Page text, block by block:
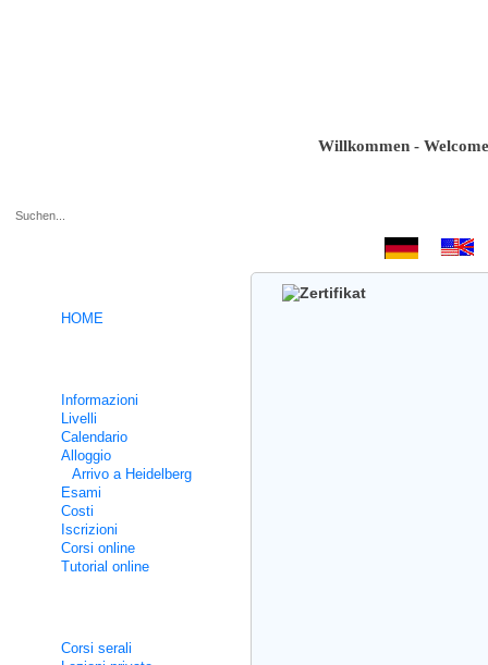
Willkommen - Welcome -
HOME
Informazioni
Livelli
Calendario
Alloggio
Arrivo a Heidelberg
Esami
Costi
Iscrizioni
Corsi online
Tutorial online
Corsi serali